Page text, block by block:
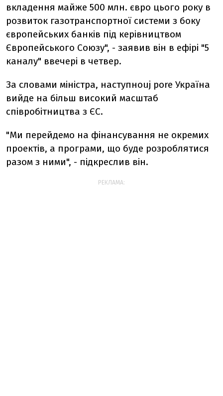
вкладення майже 500 млн. євро цього року в
розвиток газотранспортної системи з боку
європейських банків під керівництвом
Європейського Союзу", - заявив він в ефірі "5
каналу" ввечері в четвер.
За словами міністра, наступноuj роre Україна
вийде на більш високий масштаб
співробітництва з ЄС.
"Ми перейдемо на фінансування не окремих
проектів, а програми, що буде розроблятися
разом з ними", - підкреслив він.
РЕКЛАМА: